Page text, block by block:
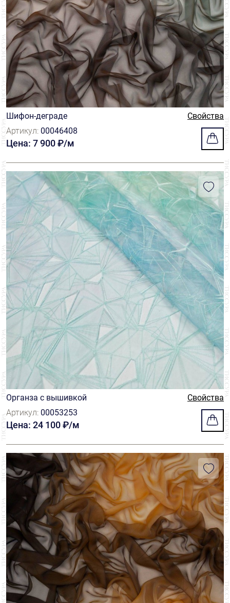
Шифон-деграде
Свойства
Артикул: 00046408
Цена: 7 900 ₽/м
Органза с вышивкой
Свойства
Артикул: 00053253
Цена: 24 100 ₽/м